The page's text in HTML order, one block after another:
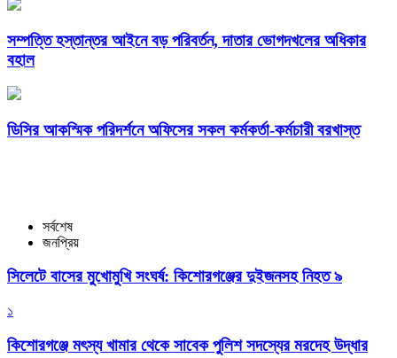
সম্পত্তি হস্তান্তর আইনে বড় পরিবর্তন, দাতার ভোগদখলের অধিকার
বহাল
ডিসির আকস্মিক পরিদর্শনে অফিসের সকল কর্মকর্তা-কর্মচারী বরখাস্ত
সর্বশেষ
জনপ্রিয়
সিলেটে বাসের মুখোমুখি সংঘর্ষ: কিশোরগঞ্জের দুইজনসহ নিহত ৯
১
কিশোরগঞ্জে মৎস্য খামার থেকে সাবেক পুলিশ সদস্যের মরদেহ উদ্ধার